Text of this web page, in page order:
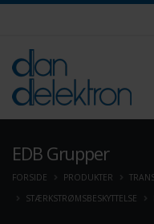
EDB Grupper
FORSIDE PRODUKTER
STÆRKSTRØMSBESKYTTELSE